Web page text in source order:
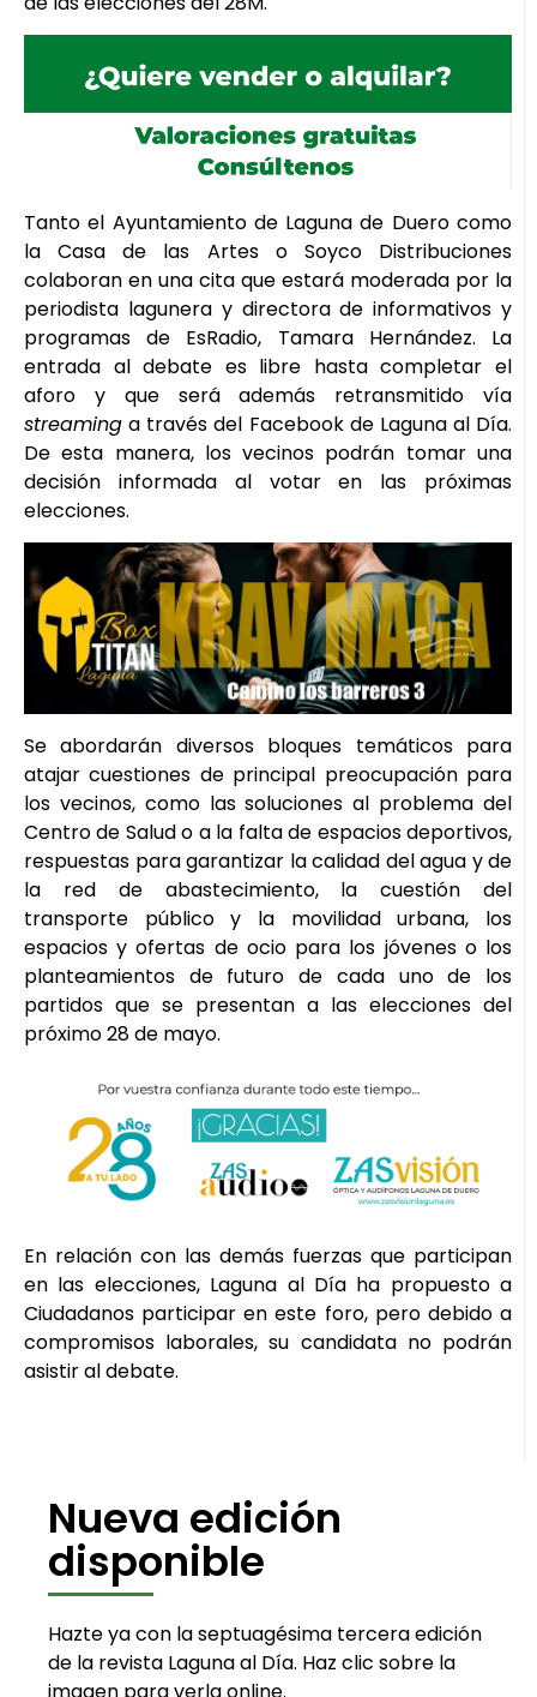
Tanto el Ayuntamiento de Laguna de Duero como
la Casa de las Artes o Soyco Distribuciones
colaboran en una cita que estará moderada por la
periodista lagunera y directora de informativos y
programas de EsRadio, Tamara Hernández. La
entrada al debate es libre hasta completar el
aforo y que será además retransmitido vía
streaming a través del Facebook de Laguna al Día.
De esta manera, los vecinos podrán tomar una
decisión informada al votar en las próximas
elecciones.
Se abordarán diversos bloques temáticos para
atajar cuestiones de principal preocupación para
los vecinos, como las soluciones al problema del
Centro de Salud o a la falta de espacios deportivos,
respuestas para garantizar la calidad del agua y de
la red de abastecimiento, la cuestión del
transporte público y la movilidad urbana, los
espacios y ofertas de ocio para los jóvenes o los
planteamientos de futuro de cada uno de los
partidos que se presentan a las elecciones del
próximo 28 de mayo.
En relación con las demás fuerzas que participan
en las elecciones, Laguna al Día ha propuesto a
Ciudadanos participar en este foro, pero debido a
compromisos laborales, su candidata no podrán
asistir al debate.
Nueva edición
disponible
Hazte ya con la septuagésima tercera edición
de la revista Laguna al Día. Haz clic sobre la